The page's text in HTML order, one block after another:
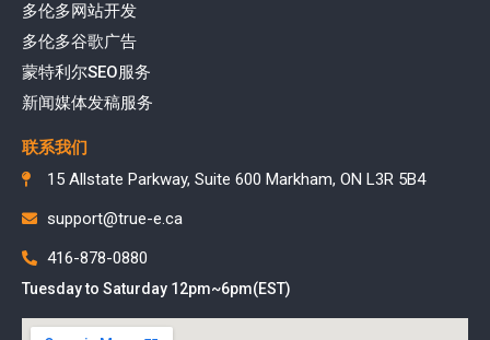
多伦多网站开发
多伦多谷歌广告
蒙特利尔SEO服务
新闻媒体发稿服务
联系我们
15 Allstate Parkway, Suite 600 Markham, ON L3R 5B4
support@true-e.ca
416-878-0880
Tuesday to Saturday 12pm~6pm(EST)